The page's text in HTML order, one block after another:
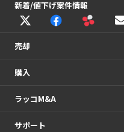
新着/値下げ案件情報
売却
購入
ラッコM&A
サポート